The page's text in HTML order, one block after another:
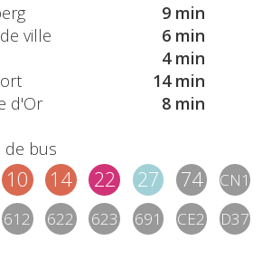
9 min
ville
6 min
4 min
14 min
d'Or
8 min
de bus
10 14 22 27 74 CN1
612 622 623 691 CE2 D37